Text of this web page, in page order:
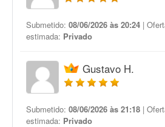
Submetido: 08/06/2026 às 20:24 |
estimada: Privado
Gustavo H.
Submetido: 08/06/2026 às 21:18 |
estimada: Privado